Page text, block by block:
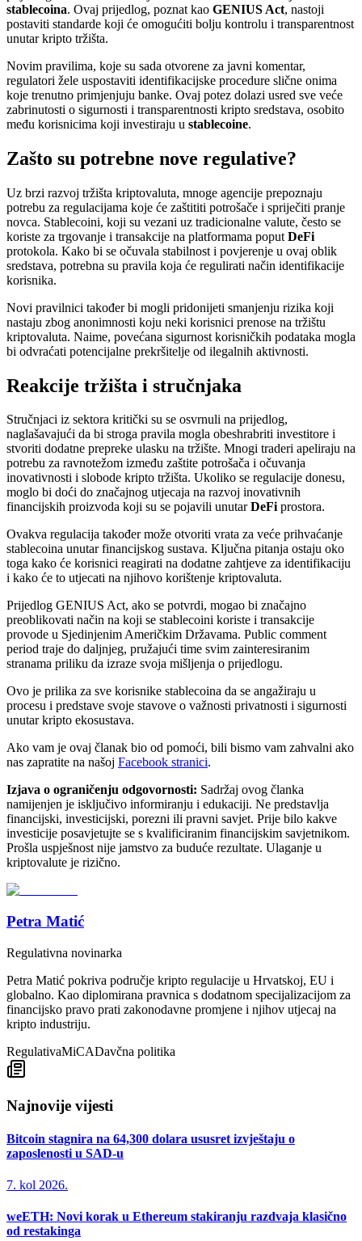
stablecoina. Ovaj prijedlog, poznat kao GENIUS Act, nastoji
postaviti standarde koji će omogućiti bolju kontrolu i transparentnost
unutar kripto tržišta.
Novim pravilima, koje su sada otvorene za javni komentar,
regulatori žele uspostaviti identifikacijske procedure slične onima
koje trenutno primjenjuju banke. Ovaj potez dolazi usred sve veće
zabrinutosti o sigurnosti i transparentnosti kripto sredstava, osobito
među korisnicima koji investiraju u stablecoine.
Zašto su potrebne nove regulative?
Uz brzi razvoj tržišta kriptovaluta, mnoge agencije prepoznaju
potrebu za regulacijama koje će zaštititi potrošače i spriječiti pranje
novca. Stablecoini, koji su vezani uz tradicionalne valute, često se
koriste za trgovanje i transakcije na platformama poput DeFi
protokola. Kako bi se očuvala stabilnost i povjerenje u ovaj oblik
sredstava, potrebna su pravila koja će regulirati način identifikacije
korisnika.
Novi pravilnici također bi mogli pridonijeti smanjenju rizika koji
nastaju zbog anonimnosti koju neki korisnici prenose na tržištu
kriptovaluta. Naime, povećana sigurnost korisničkih podataka mogla
bi odvraćati potencijalne prekršitelje od ilegalnih aktivnosti.
Reakcije tržišta i stručnjaka
Stručnjaci iz sektora kritički su se osvrnuli na prijedlog,
naglašavajući da bi stroga pravila mogla obeshrabriti investitore i
stvoriti dodatne prepreke ulasku na tržište. Mnogi traderi apeliraju na
potrebu za ravnotežom između zaštite potrošača i očuvanja
inovativnosti i slobode kripto tržišta. Ukoliko se regulacije donesu,
moglo bi doći do značajnog utjecaja na razvoj inovativnih
financijskih proizvoda koji su se pojavili unutarDeFiprostora.
Ovakva regulacija također može otvoriti vrata za veće prihvaćanje
stablecoina unutar financijskog sustava. Ključna pitanja ostaju oko
toga kako će korisnici reagirati na dodatne zahtjeve za identifikaciju
i kako će to utjecati na njihovo korištenje kriptovaluta.
Prijedlog GENIUS Act, ako se potvrdi, mogao bi značajno
preoblikovati način na koji se stablecoini koriste i transakcije
provode u Sjedinjenim Američkim Državama. Public comment
period traje do daljnjeg, pružajući time svim zainteresiranim
stranama priliku da izraze svoja mišljenja o prijedlogu.
Ovo je prilika za sve korisnike stablecoina da se angažiraju u
procesu i predstave svoje stavove o važnosti privatnosti i sigurnosti
unutar kripto ekosustava.
Ako vam je ovaj članak bio od pomoći, bili bismo vam zahvalni ako
nas zapratite na našoj Facebook stranici.
Izjava o ograničenju odgovornosti: Sadržaj ovog članka
namijenjen je isključivo informiranju i edukaciji. Ne predstavlja
financijski, investicijski, porezni ili pravni savjet. Prije bilo kakve
investicije posavjetujte se s kvalificiranim financijskim savjetnikom.
Prošla uspješnost nije jamstvo za buduće rezultate. Ulaganje u
kriptovalute je rizično.
Petra Matić
Regulativna novinarka
Petra Matić pokriva područje kripto regulacije u Hrvatskoj, EU i
globalno. Kao diplomirana pravnica s dodatnom specijalizacijom za
financijsko pravo prati zakonodavne promjene i njihov utjecaj na
kripto industriju.
RegulativaMiCADavčna politika
Najnovije vijesti
Bitcoin stagnira na 64,300 dolara ususret izvještaju o
zaposlenosti u SAD-u
7. kol 2026.
weETH: Novi korak u Ethereum stakiranju razdvaja klasično
od restakinga